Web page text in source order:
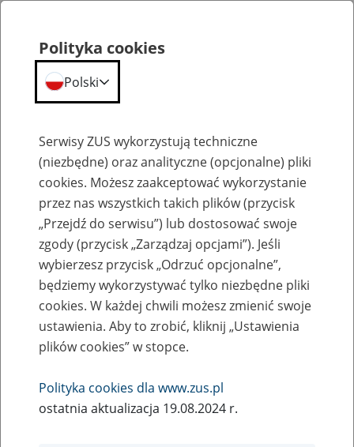
Szkolenia
Zaproś ZUS do siebie: eZUS, wizyty
rezerwowane, e-wizyty, Aktywni 50+
Rodzaj wydarzenia
Szkolenia
Polityka cookies
Polski
Serwisy ZUS wykorzystują techniczne
(niezbędne) oraz analityczne (opcjonalne) pliki
cookies. Możesz zaakceptować wykorzystanie
przez nas wszystkich takich plików (przycisk
„Przejdź do serwisu”) lub dostosować swoje
zgody (przycisk „Zarządzaj opcjami”). Jeśli
wybierzesz przycisk „Odrzuć opcjonalne”,
będziemy wykorzystywać tylko niezbędne pliki
cookies. W każdej chwili możesz zmienić swoje
ustawienia. Aby to zrobić, kliknij „Ustawienia
plików cookies” w stopce.
Polityka cookies dla www.zus.pl
ostatnia aktualizacja 19.08.2024 r.